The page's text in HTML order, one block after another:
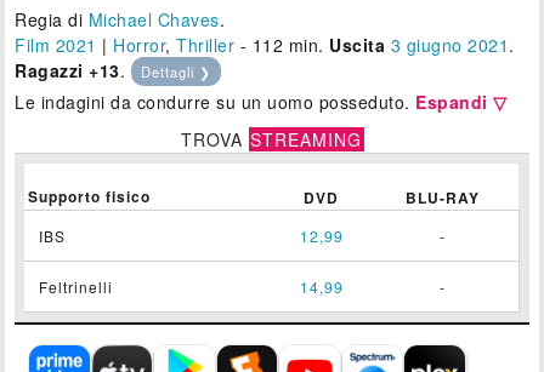
Regia di Michael Chaves.
Film 2021 | Horror,Thriller - 112 min. Uscita 3 giugno 2021 .
Ragazzi +13. Dettagli ❯
Le indagini da condurre su un uomo posseduto. Espandi ▽
TROVA STREAMING
Supporto fisico DVD BLU-RAY
IBS 12,99 -
Feltrinelli 14,99 -